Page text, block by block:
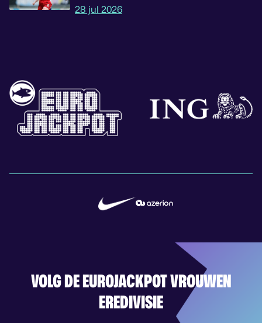
omgedraaid
28 jul 2026
VOLG DE EUROJACKPOT VROUWEN
EREDIVISIE